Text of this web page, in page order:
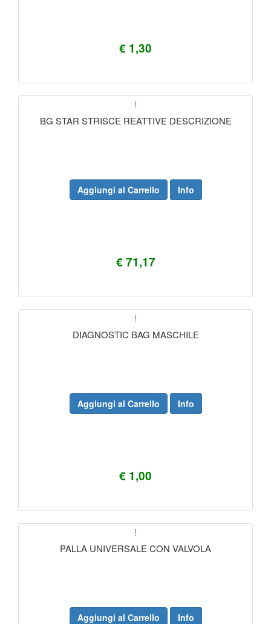
€ 1,30
!
BG STAR STRISCE REATTIVE DESCRIZIONE
€ 71,17
Aggiungi al Carrello Info
!
DIAGNOSTIC BAG MASCHILE
€ 1,00
Aggiungi al Carrello Info
!
PALLA UNIVERSALE CON VALVOLA
Aggiungi al Carrello Info